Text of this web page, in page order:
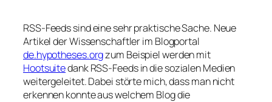
RSS-Feeds sind eine sehr praktische Sache. Neue
Artikel der Wissenschaftler im Blogportal
de.hypotheses.orgzum Beispiel werden mit
Hootsuitedank RSS-Feeds in die sozialen Medien
weitergeleitet. Dabei störte mich, dass man nicht
erkennen konnte aus welchem Blog die